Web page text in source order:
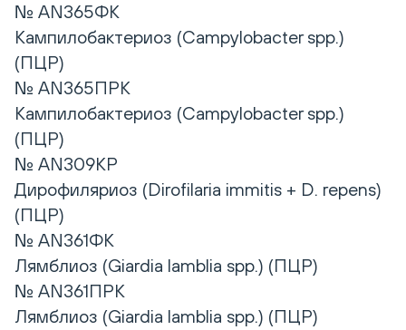
№ AN365ФК
Кампилобактериоз (Campylobacter spp.)
(ПЦР)
№ AN365ПРК
Кампилобактериоз (Campylobacter spp.)
(ПЦР)
№ AN309КР
Дирофиляриоз (Dirofilaria immitis + D. repens)
(ПЦР)
№ AN361ФК
Лямблиоз (Giardia lamblia spp.) (ПЦР)
№ AN361ПРК
Лямблиоз (Giardia lamblia spp.) (ПЦР)